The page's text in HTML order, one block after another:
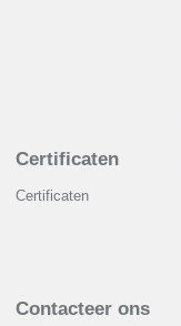
Certificaten
Certificaten
Contacteer ons